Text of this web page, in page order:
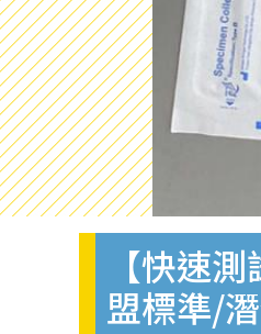
【快速
盟標準/